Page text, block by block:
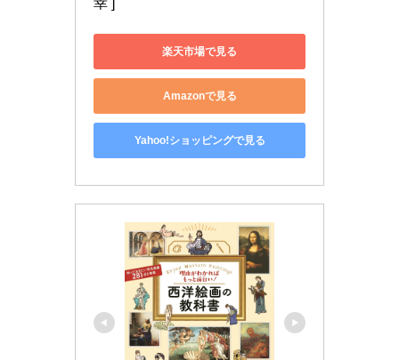
幸 ]
楽天市場で見る
Amazonで見る
Yahoo!ショッピングで見る